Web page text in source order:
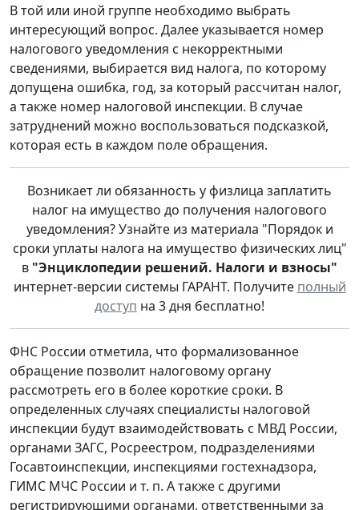
В той или иной группе необходимо выбрать
интересующий вопрос. Далее указывается номер
налогового уведомления с некорректными
сведениями, выбирается вид налога, по которому
допущена ошибка, год, за который рассчитан налог,
а также номер налоговой инспекции. В случае
затруднений можно воспользоваться подсказкой,
которая есть в каждом поле обращения.
Возникает ли обязанность у физлица заплатить
налог на имущество до получения налогового
уведомления? Узнайте из материала "Порядок и
сроки уплаты налога на имущество физических лиц"
в "Энциклопедии решений. Налоги и взносы"
интернет-версии системы ГАРАНТ. Получите полный
доступ на 3 дня бесплатно!
ФНС России отметила, что формализованное
обращение позволит налоговому органу
рассмотреть его в более короткие сроки. В
определенных случаях специалисты налоговой
инспекции будут взаимодействовать с МВД России,
органами ЗАГС, Росреестром, подразделениями
Госавтоинспекции, инспекциями гостехнадзора,
ГИМС МЧС России и т. п. А также с другими
регистрирующими органами, ответственными за